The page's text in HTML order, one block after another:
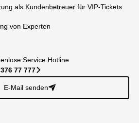
als Kundenbetreuer für VIP-Tickets
von Experten
Service Hotline
77 777􀆊
E-Mail senden􀈠